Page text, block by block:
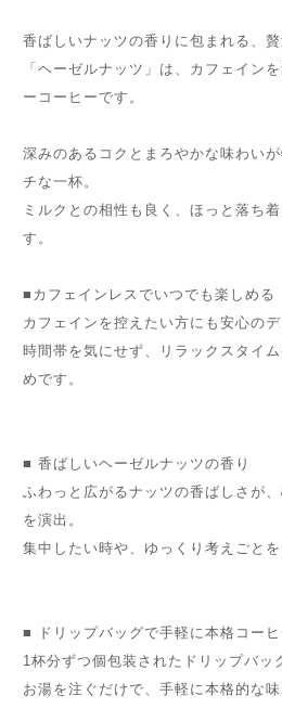
香ばしいナッツの香りに包まれる、
「ヘーゼルナッツ」は、カフェイン
ーコーヒーです。
深みのあるコクとまろやかな味わい
チな一杯。
ミルクとの相性も良く、ほっと落ち
す。
■カフェインレスでいつでも楽しめる
カフェインを控えたい方にも安心のデ
時間帯を気にせず、リラックスタイ
めです。
■ 香ばしいヘーゼルナッツの香り
ふわっと広がるナッツの香ばしさが
を演出。
集中したい時や、ゆっくり考えごと
■ ドリップバッグで手軽に本格コーヒ
1杯分ずつ個包装されたドリップバッ
お湯を注ぐだけで、手軽に本格的な味